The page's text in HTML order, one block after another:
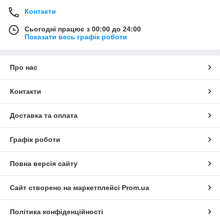
Контакти
Сьогодні працює з 00:00 до 24:00
Показати весь графік роботи
Про нас
Контакти
Доставка та оплата
Графік роботи
Повна версія сайту
Сайт створено на маркетплейсі Prom.ua
Політика конфіденційності